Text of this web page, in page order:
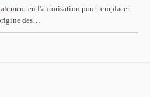
eu l'autorisation pour remplacer
des…